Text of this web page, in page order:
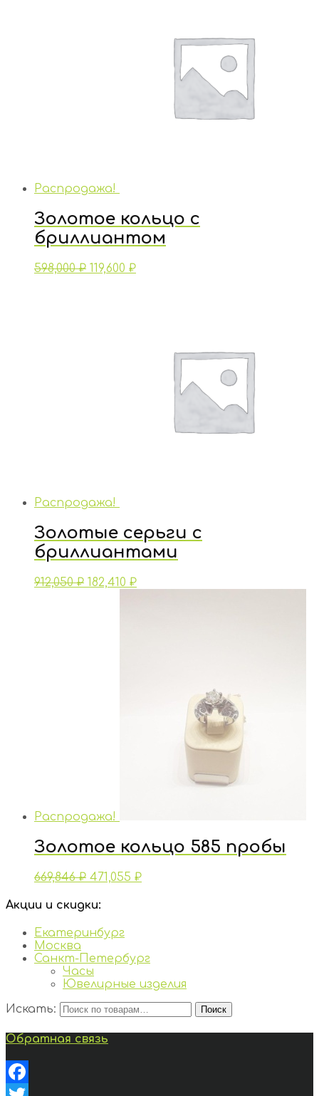
Распродажа!
Золотое кольцо с
бриллиантом
598,000₽ 119,600 ₽
Распродажа!
Золотые серьги с
бриллиантами
912,050₽ 182,410 ₽
Распродажа!
Золотое кольцо 585 пробы
669,846₽ 471,055 ₽
Акции и скидки:
Екатеринбург
Москва
Санкт-Петербург
Часы
Ювелирные изделия
Искать:
Поиск
Обратная связь